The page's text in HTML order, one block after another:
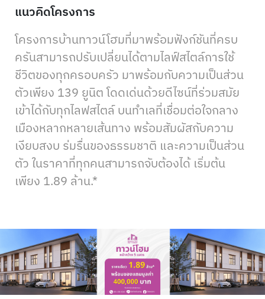
แนวคิดโครงการ
โครงการบ้านทาวน์โฮมที่มาพร้อมฟังก์ชันที่ครบ
ครันสามารถปรับเปลี่ยนได้ตามไลฟ์สไตล์การใช้
ชีวิตของทุกครอบครัว มาพร้อมกับความเป็นส่วน
ตัวเพียง 139 ยูนิต โดดเด่นด้วยดีไซน์ที่ร่วมสมัย
เข้าได้กับทุกไลฟสไตล์ บนทำเลที่เชื่อมต่อใจกลาง
เมืองหลากหลายเส้นทาง พร้อมสัมผัสกับความ
เงียบสงบ ร่มรื่นของธรรมชาติ และความเป็นส่วน
ตัว ในราคาที่ทุกคนสามารถจับต้องได้ เริ่มต้น
เพียง 1.89 ล้าน.*